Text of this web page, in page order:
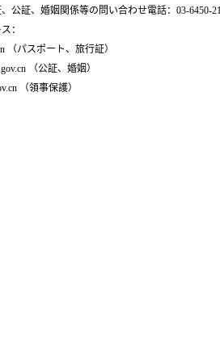
公証、婚姻関係等の問い合わせ電話：03-6450-
：
（パスポート、旅行証）
（公証、婚姻）
（領事保護）